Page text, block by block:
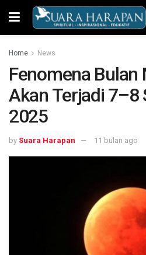
Home News
Fenomena Bulan
Akan Terjadi 7–8
2025
by Suara Harapan 11 bulan ago